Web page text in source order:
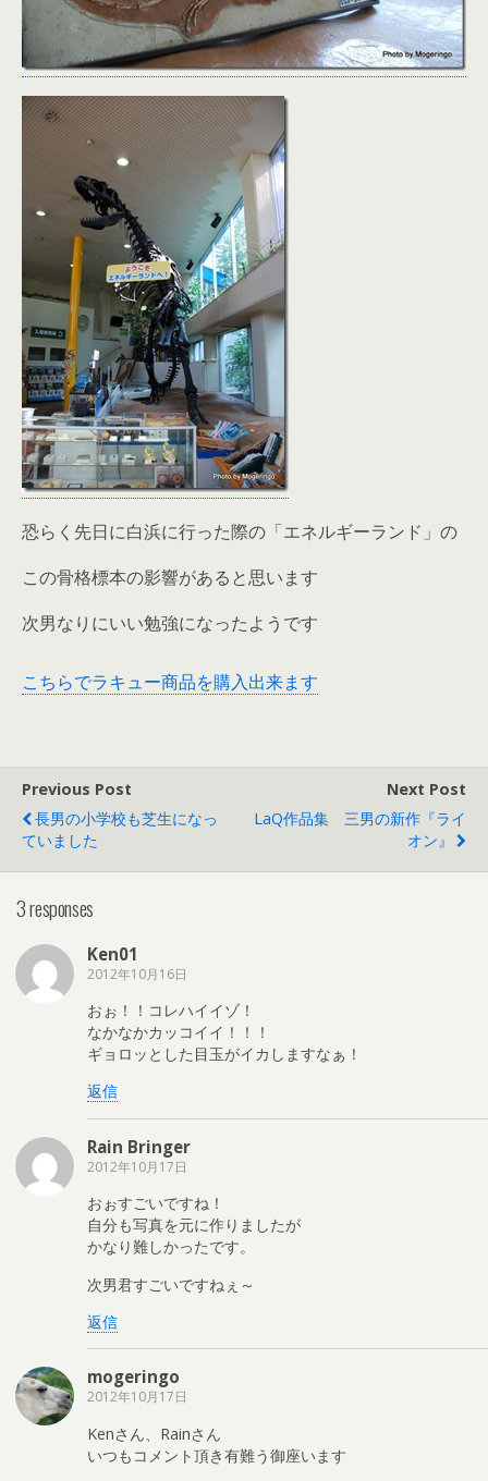
恐らく先日に白浜に行った際の「エネルギーランド」の
この骨格標本の影響があると思います
次男なりにいい勉強になったようです
こちらでラキュー商品を購入出来ます
Previous Post
長男の小学校も芝生になっ
ていました
Next Post
LaQ作品集 三男の新作『ライ
オン』
3 responses
Ken01
2012年10月16日
おぉ！！コレハイイゾ！
なかなかカッコイイ！！！
ギョロッとした目玉がイカしますなぁ！
返信
Rain Bringer
2012年10月17日
おぉすごいですね！
自分も写真を元に作りましたが
かなり難しかったです。
次男君すごいですねぇ～
返信
mogeringo
2012年10月17日
Kenさん、Rainさん
いつもコメント頂き有難う御座います